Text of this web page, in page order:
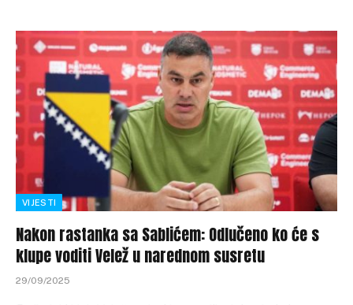
VIJESTI
Nakon rastanka sa Sablićem: Odlučeno ko će s
klupe voditi Velež u narednom susretu
29/09/2025